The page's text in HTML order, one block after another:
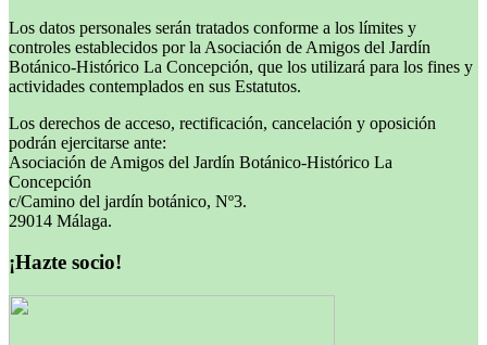
Los datos personales serán tratados conforme a los límites y
controles establecidos por la Asociación de Amigos del Jardín
Botánico-Histórico La Concepción, que los utilizará para los fines y
actividades contemplados en sus Estatutos.
Los derechos de acceso, rectificación, cancelación y oposición
podrán ejercitarse ante:
Asociación de Amigos del Jardín Botánico-Histórico La
Concepción
c/Camino del jardín botánico, Nº3.
29014 Málaga.
¡Hazte socio!